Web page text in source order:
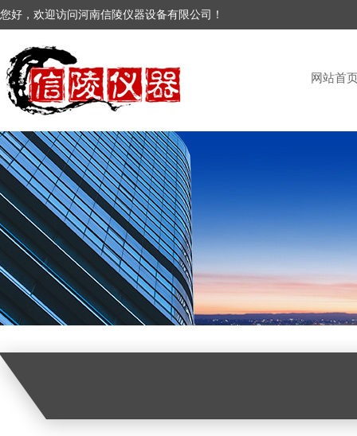
您好，欢迎访问河南信陵仪器设备有限公司！
网站首